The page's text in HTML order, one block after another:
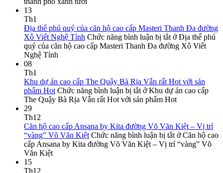
13
Th1
Địa thế phú quý của căn hộ cao cấp Masteri Thanh Đa đường
Xô Viết Nghệ Tỉnh Chức năng bình luận bị tắtở Địa thế phú
quý của căn hộ cao cấp Masteri Thanh Đa đường Xô Viết
Nghệ Tỉnh
08
Th1
Khu dự án cao cấp The Quậy Bà Rịa Vẫn rất Hot với sản
phẩm Hot Chức năng bình luận bị tắtở Khu dự án cao cấp
The Quậy Bà Rịa Vẫn rất Hot với sản phẩm Hot
29
Th12
Căn hộ cao cấp Ansana by Kita đường Võ Văn Kiệt – Vị trí
“vàng” Võ Văn Kiệt Chức năng bình luận bị tắtở Căn hộ cao
cấp Ansana by Kita đường Võ Văn Kiệt – Vị trí “vàng” Võ
Văn Kiệt
15
Th12